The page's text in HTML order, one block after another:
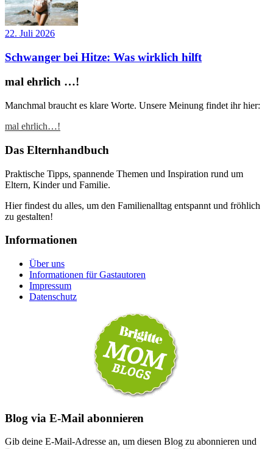
22. Juli 2026
Schwanger bei Hitze: Was wirklich hilft
mal ehrlich …!
Manchmal braucht es klare Worte. Unsere Meinung findet ihr hier:
mal ehrlich…!
Das Elternhandbuch
Praktische Tipps, spannende Themen und Inspiration rund um
Eltern, Kinder und Familie.
Hier findest du alles, um den Familienalltag entspannt und fröhlich
zu gestalten!
Informationen
Über uns
Informationen für Gastautoren
Impressum
Datenschutz
Blog via E-Mail abonnieren
Gib deine E-Mail-Adresse an, um diesen Blog zu abonnieren und